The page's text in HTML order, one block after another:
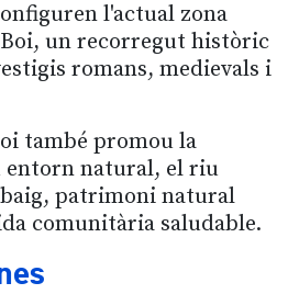
l'actual zona
un recorregut històric
romans, medievals i
també promou la
entorn natural, el riu
patrimoni natural
comunitària saludable.